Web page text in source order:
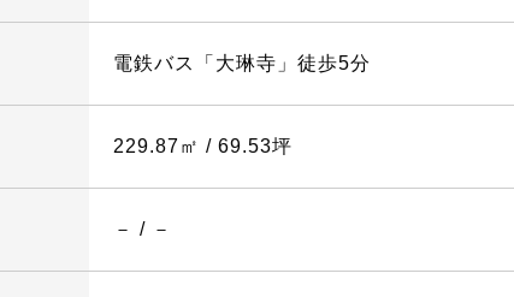
電鉄バス「⼤琳寺」徒歩5分
229.87㎡ / 69.53坪
－ / －